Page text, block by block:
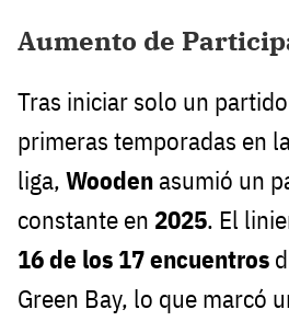
Aumento de
Tras iniciar solo un
primeras temporadas en
liga, Wooden asumió un
constante en 2025. El
16 de los 17 encuentros
Green Bay, lo que marcó